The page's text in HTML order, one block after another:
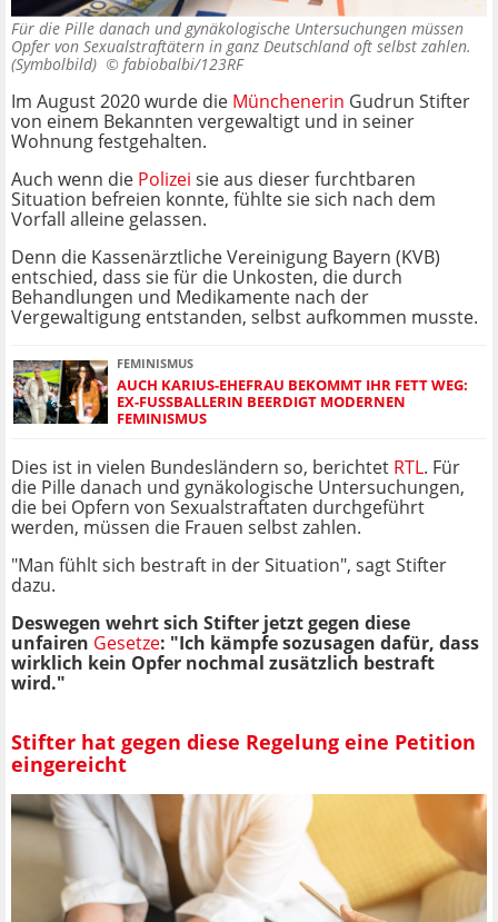
Für die Pille danach und gynäkologische Untersuchungen müssen
Opfer von Sexualstraftätern in ganz Deutschland oft selbst zahlen.
(Symbolbild) © fabiobalbi/123RF
Im August 2020 wurde die Münchenerin Gudrun Stifter
von einem Bekannten vergewaltigt und in seiner
Wohnung festgehalten.
Auch wenn die Polizei sie aus dieser furchtbaren
Situation befreien konnte, fühlte sie sich nach dem
Vorfall alleine gelassen.
Denn die Kassenärztliche Vereinigung Bayern (KVB)
entschied, dass sie für die Unkosten, die durch
Behandlungen und Medikamente nach der
Vergewaltigung entstanden, selbst aufkommen musste.
FEMINISMUS
AUCH KARIUS-EHEFRAU BEKOMMT IHR FETT WEG:
EX-FUSSBALLERIN BEERDIGT MODERNEN F
EMINISMUS
Dies ist in vielen Bundesländern so, berichtet RTL. Für
die Pille danach und gynäkologische Untersuchungen,
die bei Opfern von Sexualstraftaten durchgeführt
werden, müssen die Frauen selbst zahlen.
"Man fühlt sich bestraft in der Situation", sagt Stifter
dazu.
Deswegen wehrt sich Stifter jetzt gegen diese
unfairen Gesetze: "Ich kämpfe sozusagen dafür, dass
wirklich kein Opfer nochmal zusätzlich bestraft
wird."
Stifter hat gegen diese Regelung eine Petition
eingereicht